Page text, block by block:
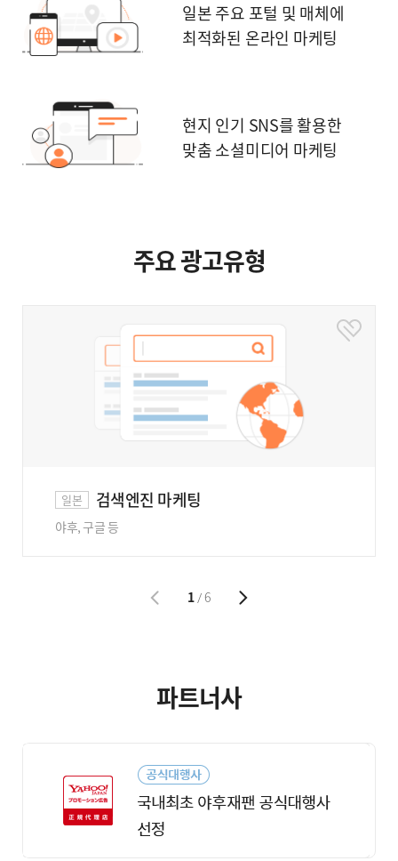
일본 주요 포털 및 매체에
최적화된 온라인 마케팅
현지 인기 SNS를 활용한
맞춤 소셜미디어 마케팅
주요 광고유형
일본 검색엔진 마케팅
야후, 구글 등
1/6
파트너사